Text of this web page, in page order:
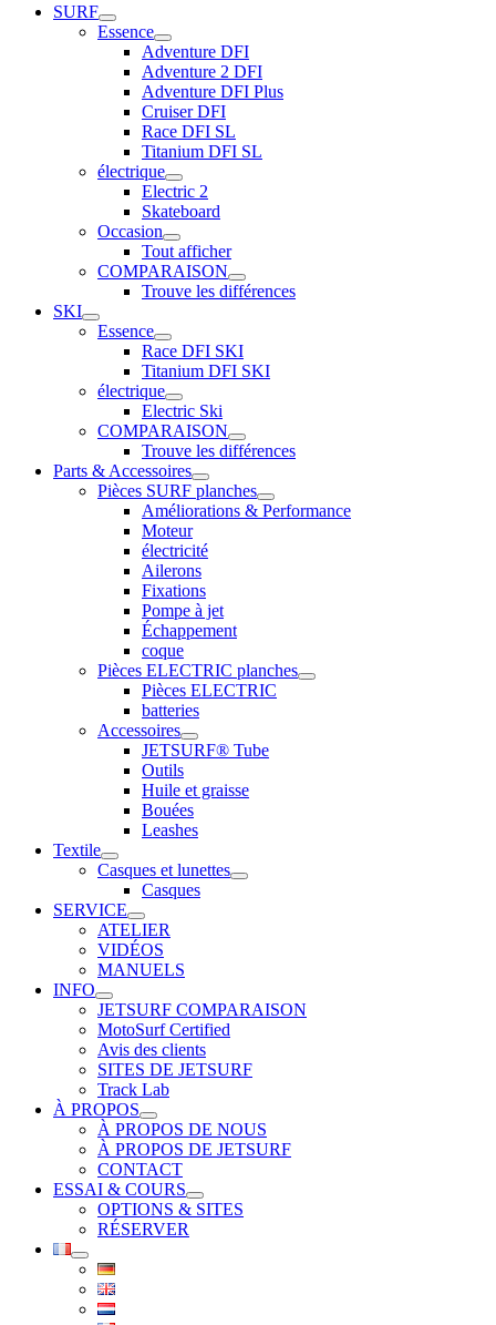
SURF
Essence
Adventure DFI
Adventure 2 DFI
Adventure DFI Plus
Cruiser DFI
Race DFI SL
Titanium DFI SL
électrique
Electric 2
Skateboard
Occasion
Tout afficher
COMPARAISON
Trouve les différences
SKI
Essence
Race DFI SKI
Titanium DFI SKI
électrique
Electric Ski
COMPARAISON
Trouve les différences
Parts & Accessoires
Pièces SURF planches
Améliorations & Performance
Moteur
électricité
Ailerons
Fixations
Pompe à jet
Échappement
coque
Pièces ELECTRIC planches
Pièces ELECTRIC
batteries
Accessoires
JETSURF® Tube
Outils
Huile et graisse
Bouées
Leashes
Textile
Casques et lunettes
Casques
SERVICE
ATELIER
VIDÉOS
MANUELS
INFO
JETSURF COMPARAISON
MotoSurf Certified
Avis des clients
SITES DE JETSURF
Track Lab
À PROPOS
À PROPOS DE NOUS
À PROPOS DE JETSURF
CONTACT
ESSAI & COURS
OPTIONS & SITES
RÉSERVER